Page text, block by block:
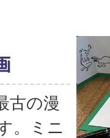
古の漫
。ミニ